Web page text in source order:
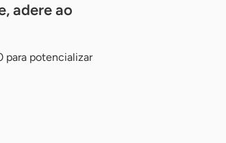
adere ao
para potencializar